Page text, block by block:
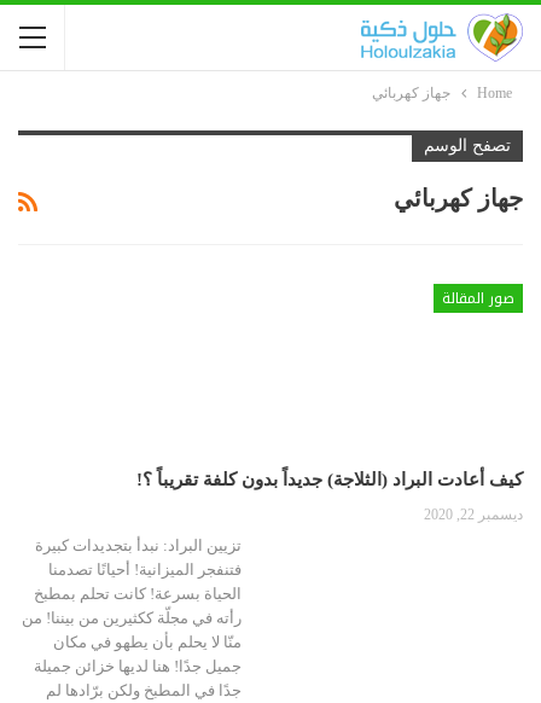
Home جهاز كهربائي
تصفح الوسم
جهاز كهربائي
صور المقالة
كيف أعادت البراد (الثلاجة) جديداً بدون كلفة تقريباً ؟!
ديسمبر 22, 2020
تزيين البراد: نبدأ بتجديدات كبيرة
فتنفجر الميزانية! أحيانًا تصدمنا
الحياة بسرعة! كانت تحلم بمطبخ
رأته في مجلّة ككثيرين من بيننا! من
منّا لا يحلم بأن يطهو في مكان
جميل جدًا! هنا لديها خزائن جميلة
جدًا في المطبخ ولكن برّادها لم